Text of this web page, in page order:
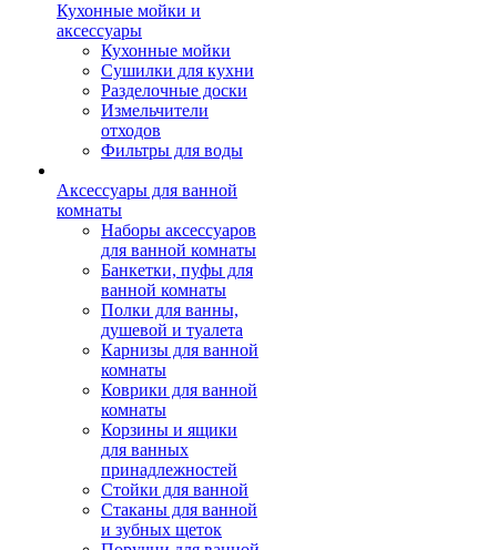
Кухонные мойки и
аксессуары
Кухонные мойки
Сушилки для кухни
Разделочные доски
Измельчители
отходов
Фильтры для воды
Аксессуары для ванной
комнаты
Наборы аксессуаров
для ванной комнаты
Банкетки, пуфы для
ванной комнаты
Полки для ванны,
душевой и туалета
Карнизы для ванной
комнаты
Коврики для ванной
комнаты
Корзины и ящики
для ванных
принадлежностей
Стойки для ванной
Стаканы для ванной
и зубных щеток